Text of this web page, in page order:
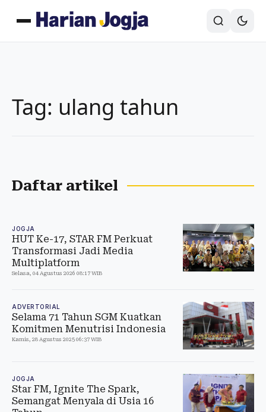
Tag: ulang tahun
Daftar artikel
JOGJA
HUT Ke-17, STAR FM Perkuat
Transformasi Jadi Media
Multiplatform
Selasa, 04 Agustus 2026 08:17 WIB
ADVERTORIAL
Selama 71 Tahun SGM Kuatkan
Komitmen Menutrisi Indonesia
Kamis, 28 Agustus 2025 06:37 WIB
JOGJA
Star FM, Ignite The Spark,
Semangat Menyala di Usia 16